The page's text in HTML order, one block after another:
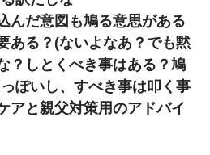
んだ意図も鳩る意思がある
ある？(ないよなあ？でも黙
？しとくべき事はある？鳩
ぽいし、すべき事は叩く事
アと親父対策用のアドバイ